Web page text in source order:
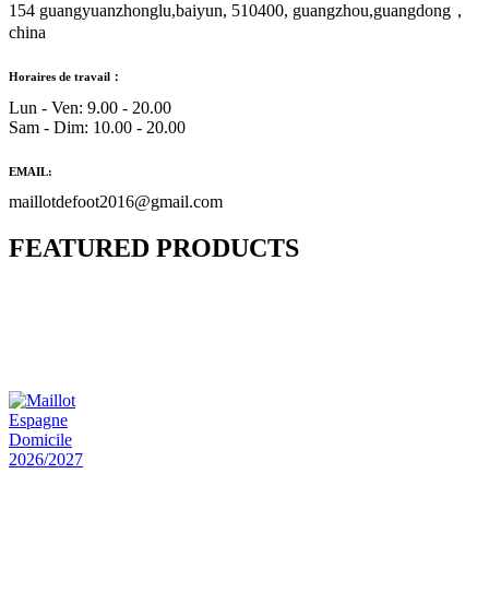
154 guangyuanzhonglu,baiyun, 510400, guangzhou,guangdong，
china
Horaires de travail：
Lun - Ven: 9.00 - 20.00
Sam - Dim: 10.00 - 20.00
EMAIL:
maillotdefoot2016@gmail.com
FEATURED PRODUCTS